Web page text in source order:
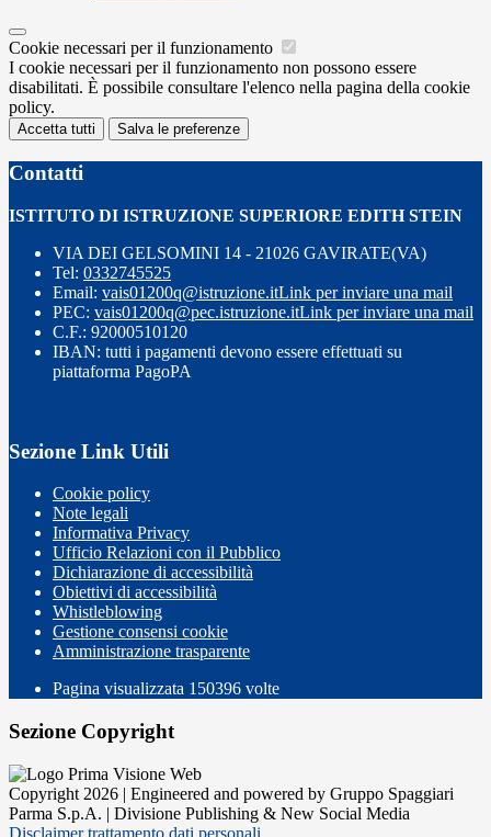
Cookie necessari per il funzionamento
I cookie necessari per il funzionamento non possono essere
disabilitati. È possibile consultare l'elenco nella pagina della cookie
policy.
Accetta tutti Salva le preferenze
Contatti
ISTITUTO DI ISTRUZIONE SUPERIORE EDITH STEIN
VIA DEI GELSOMINI 14 - 21026 GAVIRATE(VA)
Tel: 0332745525
Email: vais01200q@istruzione.itLink per inviare una mail
PEC: vais01200q@pec.istruzione.itLink per inviare una mail
C.F.: 92000510120
IBAN: tutti i pagamenti devono essere effettuati su
piattaforma PagoPA
Sezione Link Utili
Cookie policy
Note legali
Informativa Privacy
Ufficio Relazioni con il Pubblico
Dichiarazione di accessibilità
Obiettivi di accessibilità
Whistleblowing
Gestione consensi cookie
Amministrazione trasparente
Pagina visualizzata 150396 volte
Sezione Copyright
Copyright 2026 | Engineered and powered by Gruppo Spaggiari
Parma S.p.A. | Divisione Publishing & New Social Media
Disclaimer trattamento dati personali